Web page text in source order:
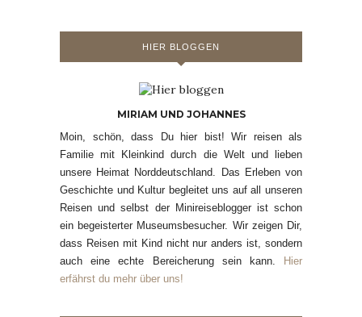
HIER BLOGGEN
MIRIAM UND JOHANNES
Moin, schön, dass Du hier bist! Wir reisen als
Familie mit Kleinkind durch die Welt und lieben
unsere Heimat Norddeutschland. Das Erleben von
Geschichte und Kultur begleitet uns auf all unseren
Reisen und selbst der Minireiseblogger ist schon
ein begeisterter Museumsbesucher. Wir zeigen Dir,
dass Reisen mit Kind nicht nur anders ist, sondern
auch eine echte Bereicherung sein kann. Hier
erfährst du mehr über uns!